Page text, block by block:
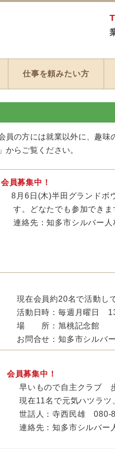
仕事を頼みたい方
員の方には就業以外に、趣
からご覧ください。
会員募集中！
ランドボウルにて
どなたでも参加できます
先：知多市シルバー人材
現在会員約20名で活動し
活動日時：毎週月曜日
場 所：旭桃記念館
お問合せ：知多市シルバ
会員募集中！
早いもので自主クラブ
現在11名で元気ハツラツ
世話人：寺西民雄 080-
連絡先：知多市シルバー